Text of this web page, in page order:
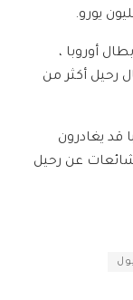
أوروبا ،
رحيل أكثر من
البريطانية ، إن 13 لاعبا قد يغادرون
شائعات عن رحيل